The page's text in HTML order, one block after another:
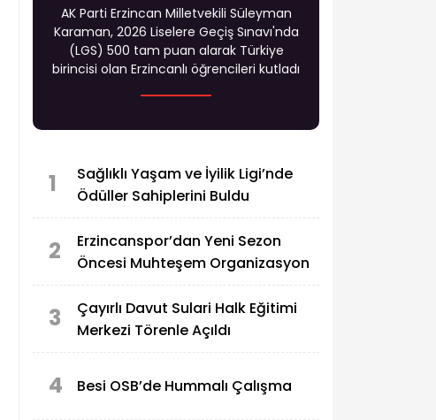
AK Parti Erzincan Milletvekili Süleyman
Karaman, 2026 Liselere Geçiş Sınavı'nda
(LGS) 500 tam puan alarak Türkiye
birincisi olan Erzincanlı öğrencileri kutladı
1
Sağlıklı Yaşam ve İyilik Ligi’nde
Ödüller Sahiplerini Buldu
2
Erzincanspor’dan Yeni Sezon
Öncesi Muhteşem Organizasyon
3
Çayırlı Davut Sulari Halk Eğitimi
Merkezi Törenle Açıldı
4 Besi OSB’de Hummalı Çalışma